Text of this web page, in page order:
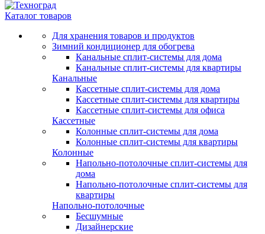
Каталог товаров
Для хранения товаров и продуктов
Зимний кондиционер для обогрева
Канальные сплит-системы для дома
Канальные сплит-системы для квартиры
Канальные
Кассетные сплит-системы для дома
Кассетные сплит-системы для квартиры
Кассетные сплит-системы для офиса
Кассетные
Колонные сплит-системы для дома
Колонные сплит-системы для квартиры
Колонные
Напольно-потолочные сплит-системы для
дома
Напольно-потолочные сплит-системы для
квартиры
Напольно-потолочные
Бесшумные
Дизайнерские